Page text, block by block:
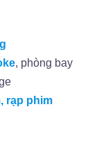
, phòng bay
rạp phim